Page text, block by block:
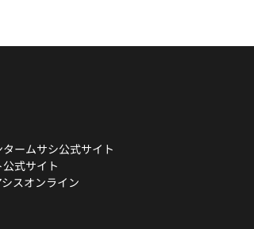
ームサシ公式サイト
式サイト
スオンライン